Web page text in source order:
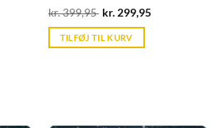
kr.399,95 Original
was:
kr. 399,95.
kr.299,95Current
TILFØJ TIL KURV